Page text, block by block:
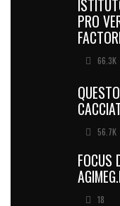
PRO
66.3K
56.7K
FOCUS
18